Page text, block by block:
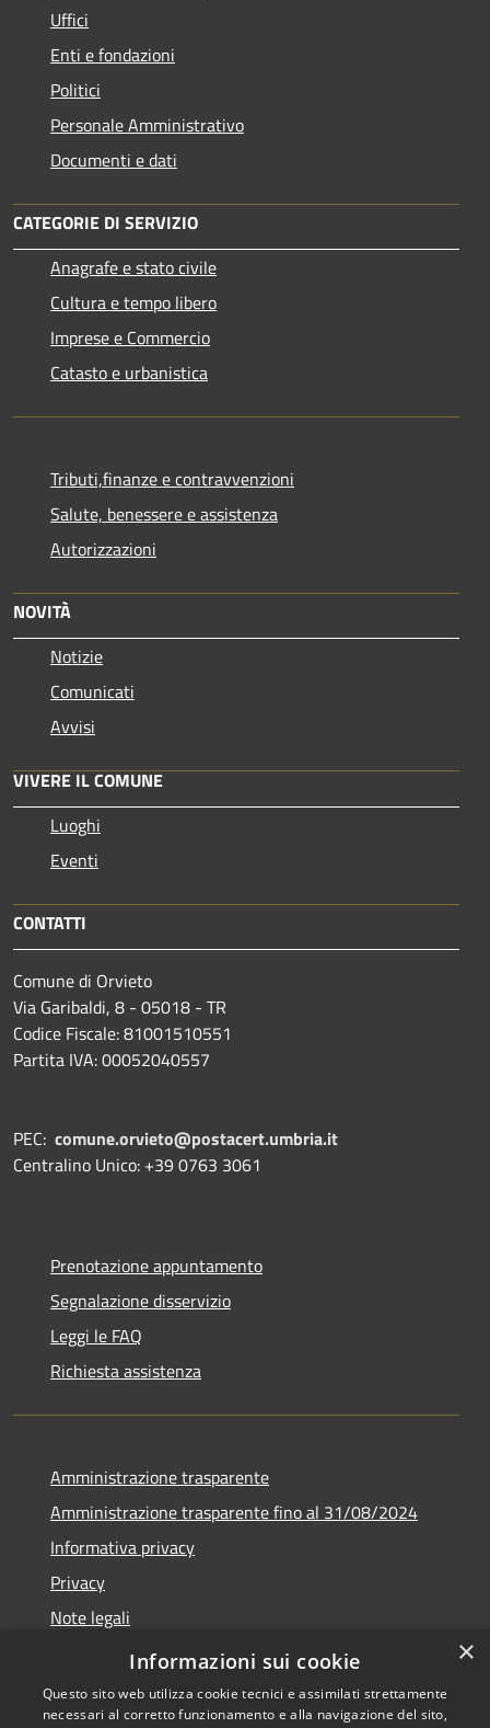
Uffici
Enti e fondazioni
Politici
Personale Amministrativo
Documenti e dati
CATEGORIE DI SERVIZIO
Anagrafe e stato civile
Cultura e tempo libero
Imprese e Commercio
Catasto e urbanistica
Tributi,finanze e contravvenzioni
Salute, benessere e assistenza
Autorizzazioni
NOVITÀ
Notizie
Comunicati
Avvisi
VIVERE IL COMUNE
Luoghi
Eventi
CONTATTI
Comune di Orvieto
Via Garibaldi, 8 - 05018 - TR
Codice Fiscale: 81001510551
Partita IVA: 00052040557
PEC: comune.orvieto@postacert.umbria.it
Centralino Unico: +39 0763 3061
Prenotazione appuntamento
Segnalazione disservizio
Leggi le FAQ
Richiesta assistenza
Amministrazione trasparente
Amministrazione trasparente fino al 31/08/2024
Informativa privacy
Privacy
Note legali
Dichiarazione di accessibilità
×
Informazioni sui cookie
Questo sito web utilizza cookie tecnici e assimilati strettamente
necessari al corretto funzionamento e alla navigazione del sito,